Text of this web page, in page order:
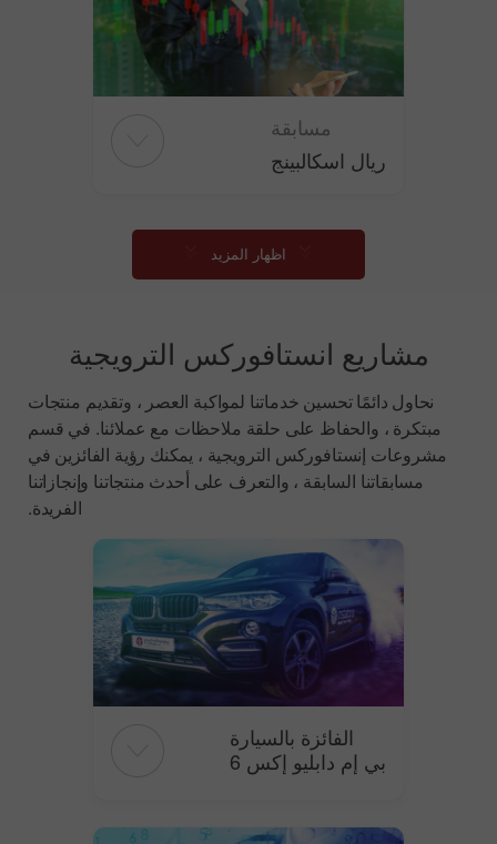
مسابقة
ريال اسكالبينج
اظهار المزيد
مشاريع انستافوركس الترويجية
نحاول دائمًا تحسين خدماتنا لمواكبة العصر ، وتقديم منتجات
مبتكرة ، والحفاظ على حلقة ملاحظات مع عملائنا. في قسم
مشروعات إنستافوركس الترويجية ، يمكنك رؤية الفائزين في
مسابقاتنا السابقة ، والتعرف على أحدث منتجاتنا وإنجازاتنا
الفريدة.
الفائزة بالسيارة
بي إم دابليو إكس 6